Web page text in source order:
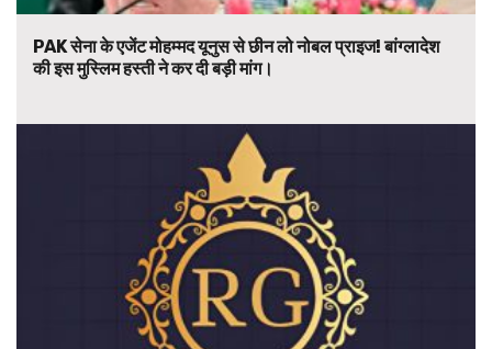
PAK सेना के एजेंट मोहम्मद यूनुस से छीन लो नोबल प्राइज! बांग्लादेश
की इस मुस्लिम हस्ती ने कर दी बड़ी मांग।